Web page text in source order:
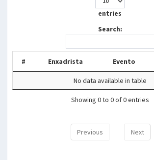
entries
Search:
# Enxadrista Evento
No data available in table
Showing 0 to 0 of 0 entries
Previous Next